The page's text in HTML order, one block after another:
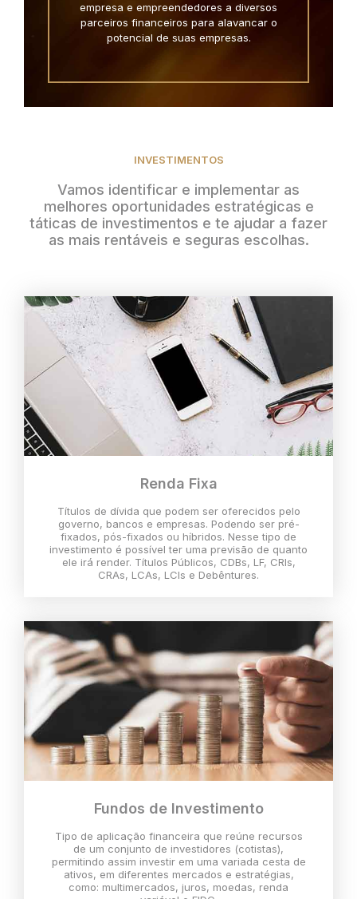
empresa e empreendedores a diversos
parceiros financeiros para alavancar o
potencial de suas empresas.
INVESTIMENTOS
Vamos identificar e implementar as
melhores oportunidades estratégicas e
táticas de investimentos e te ajudar a fazer
as mais rentáveis e seguras escolhas.
Renda Fixa
Títulos de dívida que podem ser oferecidos pelo
governo, bancos e empresas. Podendo ser pré-
fixados, pós-fixados ou híbridos. Nesse tipo de
investimento é possível ter uma previsão de quanto
ele irá render. Títulos Públicos, CDBs, LF, CRIs,
CRAs, LCAs, LCIs e Debêntures.
Fundos de Investimento
Tipo de aplicação financeira que reúne recursos
de um conjunto de investidores (cotistas),
permitindo assim investir em uma variada cesta de
ativos, em diferentes mercados e estratégias,
como: multimercados, juros, moedas, renda